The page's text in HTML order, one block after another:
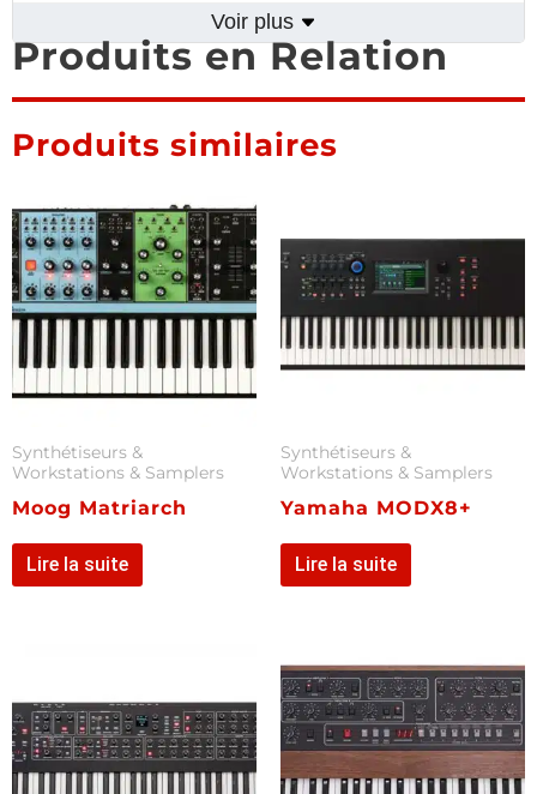
Voir plus
Produits en Relation
Produits similaires
Synthétiseurs &
Workstations & Samplers
Moog Matriarch
Lire la suite
Synthétiseurs &
Workstations & Samplers
Yamaha MODX8+
Lire la suite